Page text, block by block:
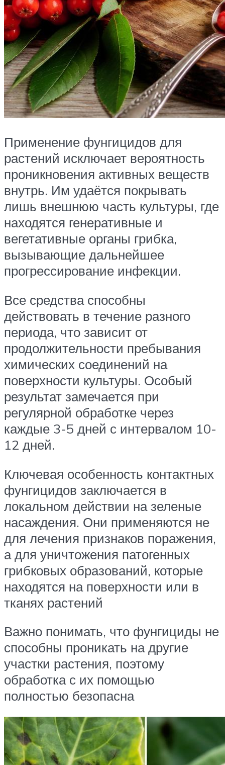
Применение фунгицидов для
растений исключает вероятность
проникновения активных веществ
внутрь. Им удаётся покрывать
лишь внешнюю часть культуры, где
находятся генеративные и
вегетативные органы грибка,
вызывающие дальнейшее
прогрессирование инфекции.
Все средства способны
действовать в течение разного
периода, что зависит от
продолжительности пребывания
химических соединений на
поверхности культуры. Особый
результат замечается при
регулярной обработке через
каждые 3-5 дней с интервалом 10-
12 дней.
Ключевая особенность контактных
фунгицидов заключается в
локальном действии на зеленые
насаждения. Они применяются не
для лечения признаков поражения,
а для уничтожения патогенных
грибковых образований, которые
находятся на поверхности или в
тканях растений
Важно понимать, что фунгициды не
способны проникать на другие
участки растения, поэтому
обработка с их помощью
полностью безопасна